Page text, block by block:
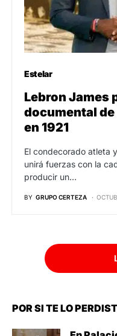
Estelar
Lebron James
documental de
en 1921
El condecorado atleta
unirá fuerzas con la
producir un…
BY GRUPO CERTEZA
POR SI TE LO